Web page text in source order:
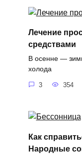
Лечение
средствами
В осенне —
холода
3 354
Как
Народные